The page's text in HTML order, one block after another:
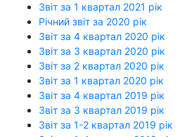
Звіт за 1 квартал 2021 рік
Річний звіт за 2020 рік
Звіт за 4 квартал 2020 рік
Звіт за 3 квартал 2020 рік
Звіт за 2 квартал 2020 рік
Звіт за 1 квартал 2020 рік
Звіт за 4 квартал 2019 рік
Звіт за 3 квартал 2019 рік
Звіт за 1-2 квартал 2019 рік